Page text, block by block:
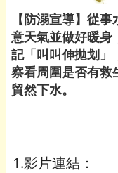
【防溺宣導】從
意天氣並做好暖身
記「叫叫伸拋划」
察看周圍是否有救
貿然下水。
1.影片連結：